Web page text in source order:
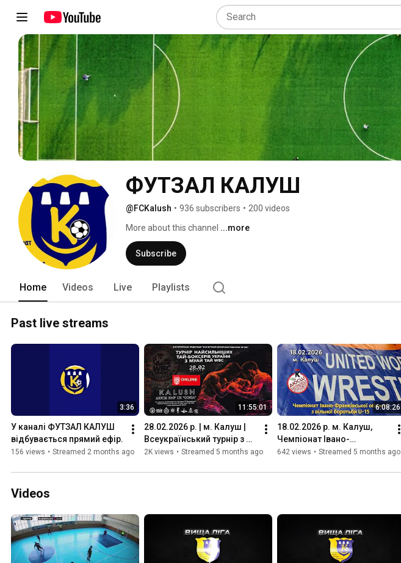
ФУТЗАЛ КАЛУШ
@FCKalush • 936 subscribers • 200 videos
More about this channel ...more
Subscribe
Home Videos Live Playlists
Past live streams
3:36
У каналі ФУТЗАЛ КАЛУШ
відбувається прямий ефір.
156 views • Streamed 2 months ago
11:55:01
28.02.2026 р. | м. Калуш |
Всеукраїнський турнір з
Муай Тай WBC
2K views • Streamed 5 months ago
6:08:26
18.02.2026 р. м. Калуш,
Чемпіонат Івано-
Франківської області-U15
642 views • Streamed 5 months ago
Videos